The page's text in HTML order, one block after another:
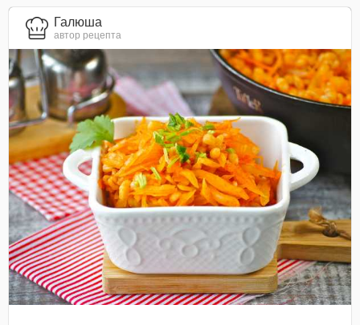
Галюша
автор рецепта